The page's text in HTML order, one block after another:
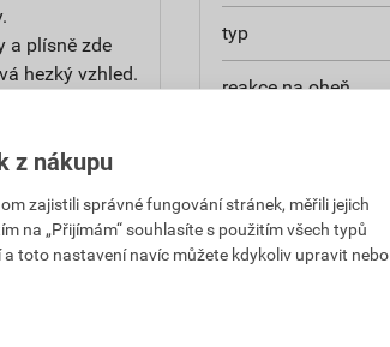
a plísně zde
hezký vzhled.
č.
typ
reakce na oheň
hmotnost
typ výrobku
z nákupu
zajistili správné fungování stránek, měřili jejich
na „Přijímám“ souhlasíte s použitím všech typů
toto nastavení navíc můžete kdykoliv upravit nebo